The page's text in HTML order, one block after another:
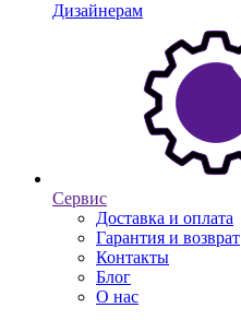
Дизайнерам
Сервис
Доставка и оплата
Гарантия и возврат
Контакты
Блог
О нас